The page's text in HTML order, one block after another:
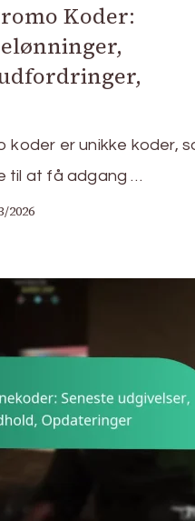
Koder:
koder er unikke koder,
til at få adgang …
2026